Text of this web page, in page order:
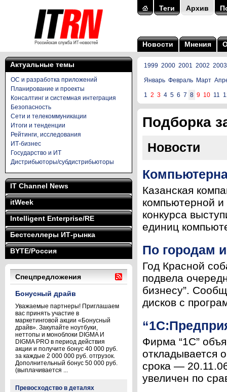
Теги Архив
Новости Мнения
Актуальные темы
ОС и разработка приложений
Планирование и проекты
Консалтинг и системная интеграция
Безопасность
Сети и телекоммуникации
Итоги и тенденции
Рейтинги, исследования
ИТ-бизнес
Государство и ИТ
Дистрибьюторы/субдистрибьюторы
IT Channel News
itWeek
Intelligent Enterprise/RE
Бестселлеры ИТ-рынка
BYTE/Россия
Спецпредложения
Бонусный драйв
Уважаемые партнеры! Приглашаем
вас принять участие в
маркетинговой акции «Бонусный
драйв». Закупайте ноутбуки,
неттопы и моноблоки DIGMA И
DIGMA PRO в период действия
акции и получите бонус 40 000 руб.
за каждые 2 000 000 руб. отгрузок.
Дополнительный бонус 50 000 руб.
(выплачивается ...
Превосходство в деталях
1999 2000 2001 2002 2003
Январь Февраль Март
1 2 3 4 5 6 7 8 9 10 11
Подборка
Новости
Казанская
компьютерной
конкурса
единиц
По городам
Год Красной
подвела
бизнесу”.
дисков с
Фирма “1С”
откладывается
срока —
увеличен по